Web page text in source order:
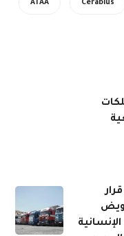
ATAA Cerablus